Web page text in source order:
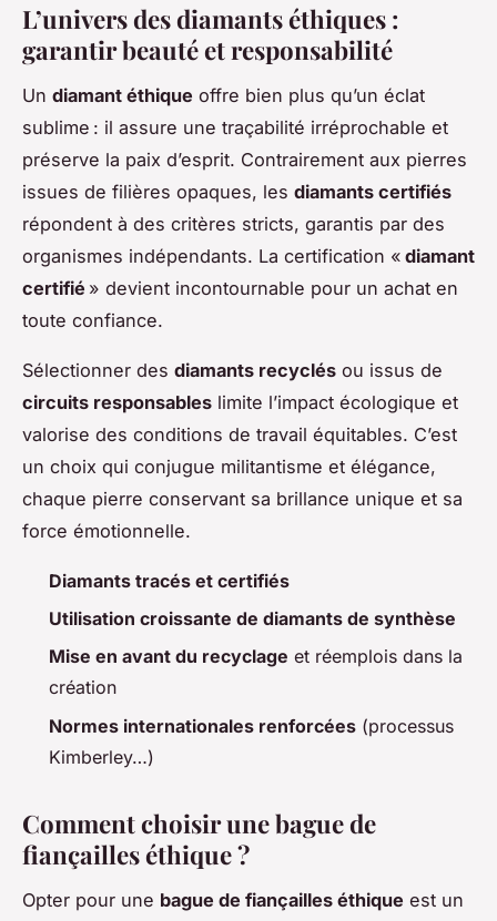
L’univers des diamants éthiques :
garantir beauté et responsabilité
Un diamant éthique offre bien plus qu’un éclat
sublime : il assure une traçabilité irréprochable et
préserve la paix d’esprit. Contrairement aux pierres
issues de filières opaques, les diamants certifiés
répondent à des critères stricts, garantis par des
organismes indépendants. La certification « diamant
certifié » devient incontournable pour un achat en
toute confiance.
Sélectionner des diamants recyclés ou issus de
circuits responsables limite l’impact écologique et
valorise des conditions de travail équitables. C’est
un choix qui conjugue militantisme et élégance,
chaque pierre conservant sa brillance unique et sa
force émotionnelle.
Diamants tracés et certifiés
Utilisation croissante de diamants de synthèse
Mise en avant du recyclage et réemplois dans la
création
Normes internationales renforcées (processus
Kimberley…)
Comment choisir une bague de
fiançailles éthique ?
Opter pour une bague de fiançailles éthique est un